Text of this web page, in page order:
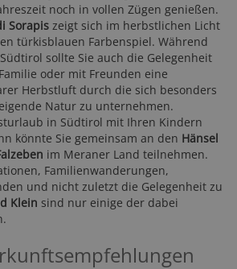
noch in vollen Zügen genießen.
Sorapis zeigt sich im herbstlichen Licht
türkisblauen Farbenspiel. Während
sollte Sie auch die Gelegenheit
oder mit Freunden eine
Herbstluft durch die sich besonders
Natur zu unternehmen.
in Südtirol mit Ihren Kindern
könnte Sie gemeinsam an den Hänsel
im Meraner Land teilnehmen.
Familienwanderungen,
und nicht zuletzt die Gelegenheit zu
Klein sind nur einige der dabei